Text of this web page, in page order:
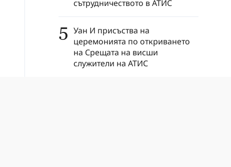
сътрудничеството в АТИС
5 Уан И присъства на
церемонията по откриването
на Срещата на висши
служители на АТИС